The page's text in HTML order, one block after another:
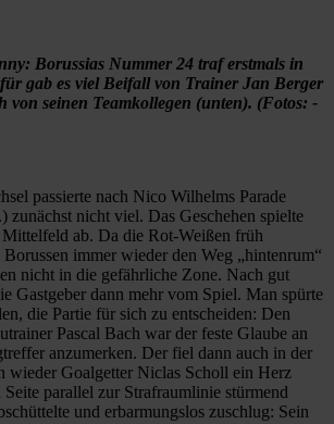
Borussias Nummer 24 traf erstmals in
gab es viel Beifall von Trainer Jan Berger
von seinen Teamkollegen (unten). (Fotos: -
passierte nach Nico Wilhelms Parade
zunächst nicht viel. Das Geschehen spielte
ab. Da die Rot-Weißen früh
Borussen immer wieder den Weg „hintenrum“
nicht in die gefährliche Zone. Nach gut
Gastgeber dann mehr vom Spiel. Man spürte
die Partie für sich zu entscheiden: Den
Pascal Bach war der feste Glaube an
anzumerken. Der fiel dann auch in der
wieder Goalgetter Niclas Scholl ein Herz
parallel zur Strafraumlinie stürmend
und erbarmungslos zuschlug: Sein